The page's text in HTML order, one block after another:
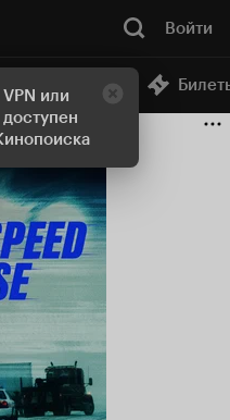
или
Войти
кинотеатр